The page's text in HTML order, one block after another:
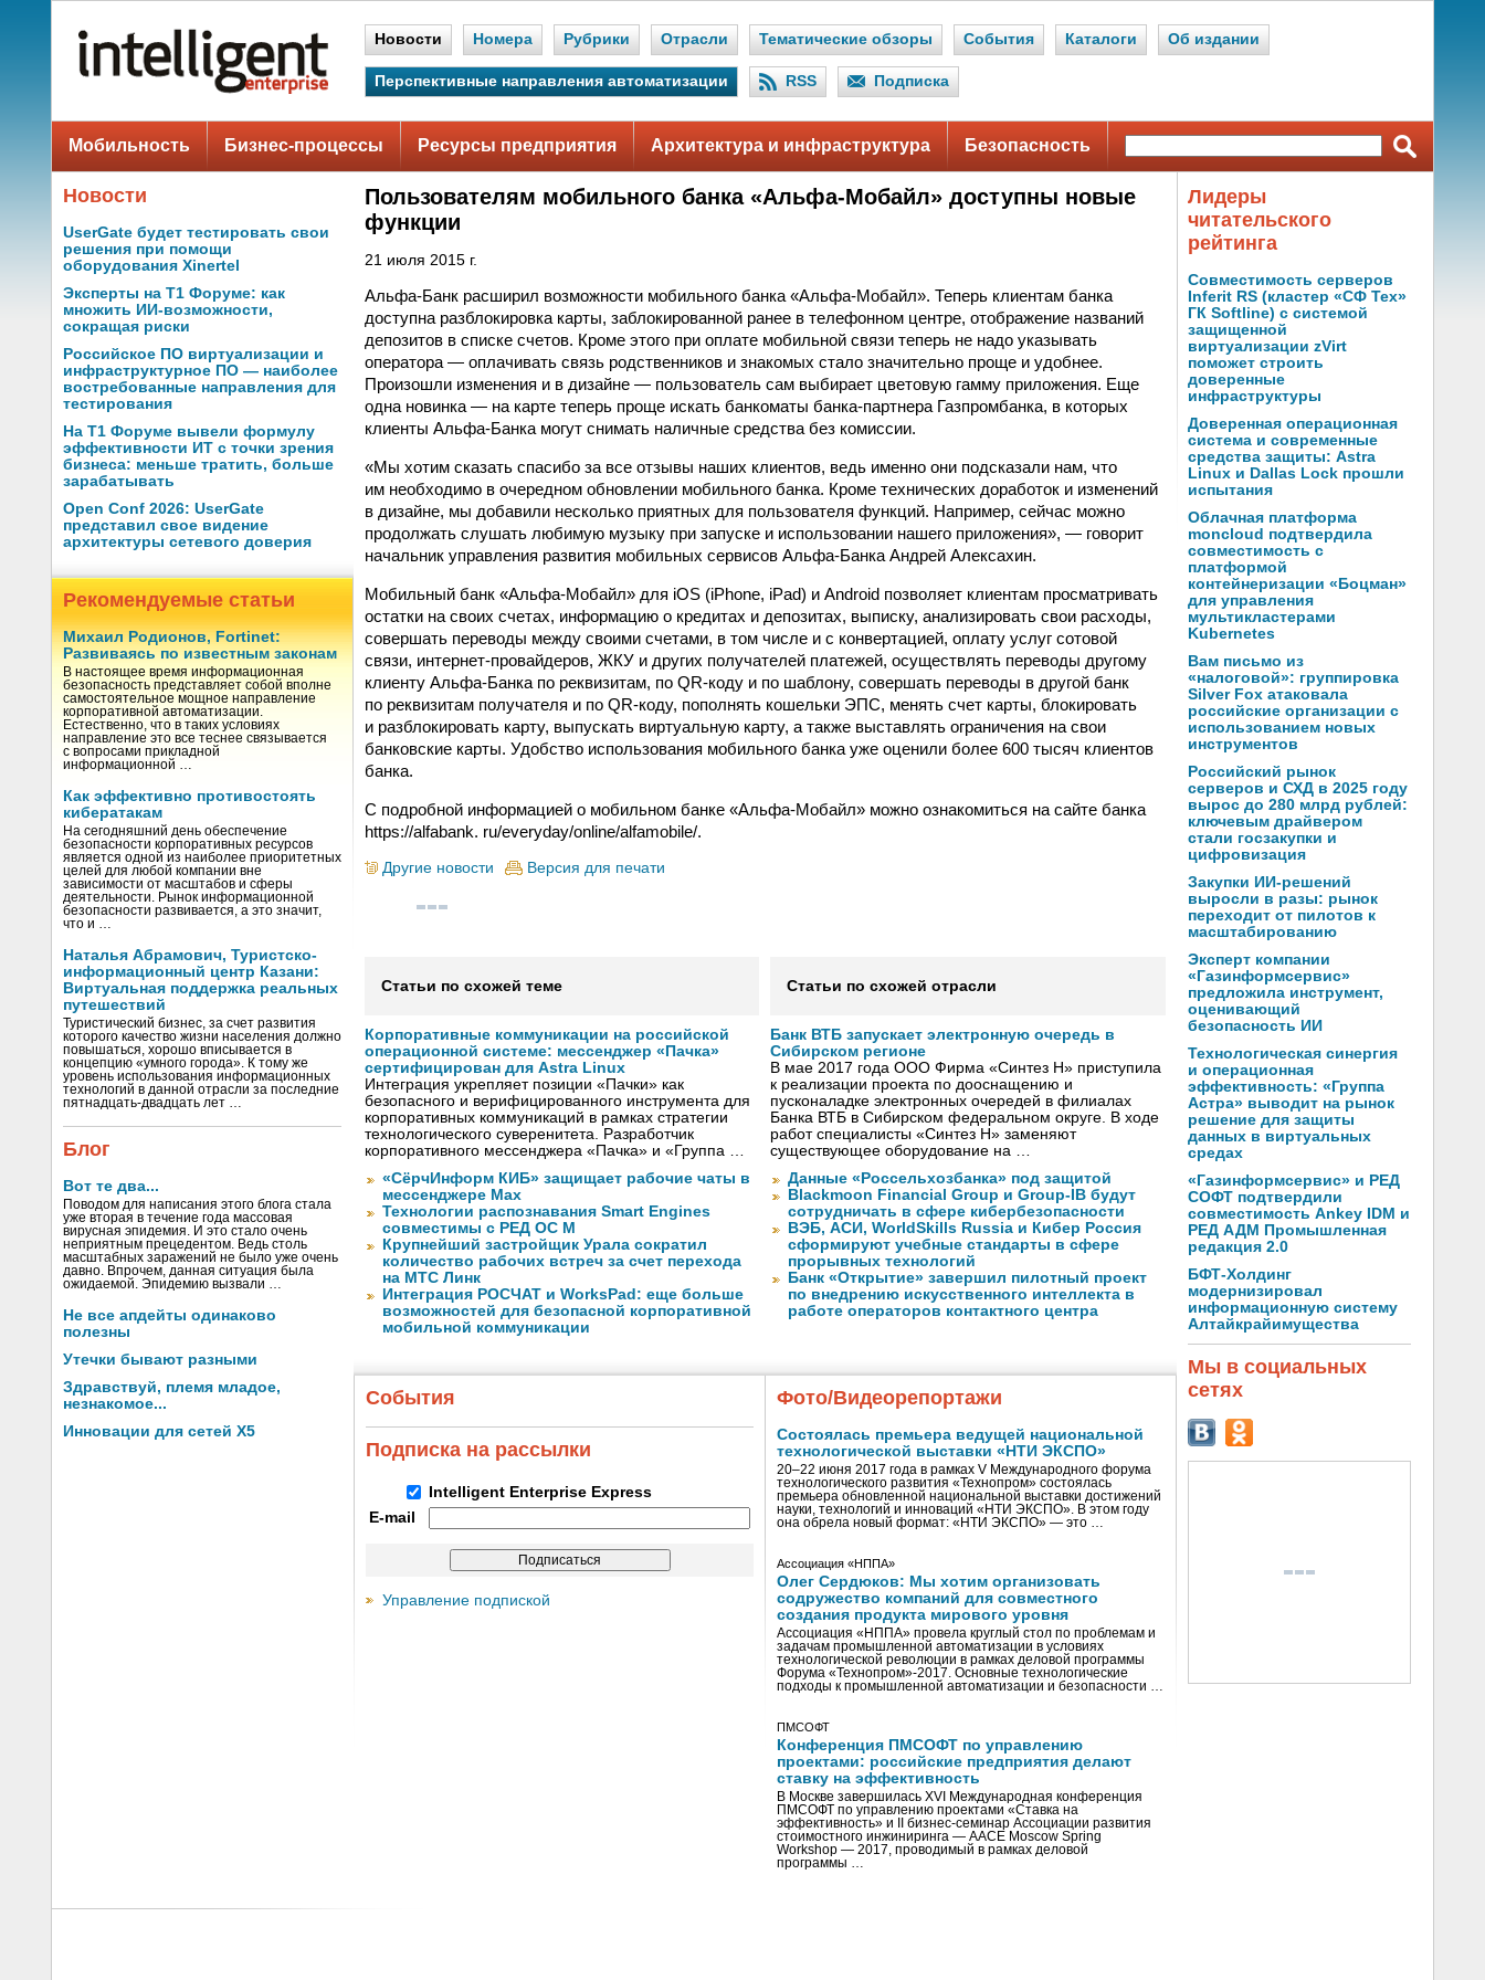
Новости Номера Рубрики Отрасли Тематические обзоры События Каталоги Об издании
Перспективные направления автоматизации RSS Подписка
Мобильность Бизнес-процессы Ресурсы предприятия Архитектура и инфраструктура Безопасность
Новости
UserGate будет тестировать свои
решения при помощи
оборудования Xinertel
Эксперты на Т1 Форуме: как
множить ИИ-возможности,
сокращая риски
Российское ПО виртуализации и
инфраструктурное ПО — наиболее
востребованные направления для
тестирования
На Т1 Форуме вывели формулу
эффективности ИТ с точки зрения
бизнеса: меньше тратить, больше
зарабатывать
Open Conf 2026: UserGate
представил свое видение
архитектуры сетевого доверия
Рекомендуемые статьи
Михаил Родионов, Fortinet:
Развиваясь по известным законам
В настоящее время информационная
безопасность представляет собой вполне
самостоятельное мощное направление
корпоративной автоматизации.
Естественно, что в таких условиях
направление это все теснее связывается
с вопросами прикладной
информационной …
Как эффективно противостоять
кибератакам
На сегодняшний день обеспечение
безопасности корпоративных ресурсов
является одной из наиболее приоритетных
целей для любой компании вне
зависимости от масштабов и сферы
деятельности. Рынок информационной
безопасности развивается, а это значит,
что и …
Наталья Абрамович, Туристско-
информационный центр Казани:
Виртуальная поддержка реальных
путешествий
Туристический бизнес, за счет развития
которого качество жизни населения должно
повышаться, хорошо вписывается в
концепцию «умного города». К тому же
уровень использования информационных
технологий в данной отрасли за последние
пятнадцать-двадцать лет …
Блог
Вот те два...
Поводом для написания этого блога стала
уже вторая в течение года массовая
вирусная эпидемия. И это стало очень
неприятным прецедентом. Ведь столь
масштабных заражений не было уже очень
давно. Впрочем, данная ситуация была
ожидаемой. Эпидемию вызвали …
Не все апдейты одинаково
полезны
Утечки бывают разными
Здравствуй, племя младое,
незнакомое...
Инновации для сетей X5
Пользователям мобильного банка «Альфа-Мобайл» доступны новые
функции
21 июля 2015 г.
Альфа-Банк расширил возможности мобильного банка «Альфа-Мобайл». Теперь клиентам банка
доступна разблокировка карты, заблокированной ранее в телефонном центре, отображение названий
депозитов в списке счетов. Кроме этого при оплате мобильной связи теперь не надо указывать
оператора — оплачивать связь родственников и знакомых стало значительно проще и удобнее.
Произошли изменения и в дизайне — пользователь сам выбирает цветовую гамму приложения. Еще
одна новинка — на карте теперь проще искать банкоматы банка-партнера Газпромбанка, в которых
клиенты Альфа-Банка могут снимать наличные средства без комиссии.
«Мы хотим сказать спасибо за все отзывы наших клиентов, ведь именно они подсказали нам, что
им необходимо в очередном обновлении мобильного банка. Кроме технических доработок и изменений
в дизайне, мы добавили несколько приятных для пользователя функций. Например, сейчас можно
продолжать слушать любимую музыку при запуске и использовании нашего приложения», — говорит
начальник управления развития мобильных сервисов Альфа-Банка Андрей Алексахин.
Мобильный банк «Альфа-Мобайл» для iOS (iPhone, iPad) и Android позволяет клиентам просматривать
остатки на своих счетах, информацию о кредитах и депозитах, выписку, анализировать свои расходы,
совершать переводы между своими счетами, в том числе и с конвертацией, оплату услуг сотовой
связи, интернет-провайдеров, ЖКУ и других получателей платежей, осуществлять переводы другому
клиенту Альфа-Банка по реквизитам, по QR-коду и по шаблону, совершать переводы в другой банк
по реквизитам получателя и по QR-коду, пополнять кошельки ЭПС, менять счет карты, блокировать
и разблокировать карту, выпускать виртуальную карту, а также выставлять ограничения на свои
банковские карты. Удобство использования мобильного банка уже оценили более 600 тысяч клиентов
банка.
С подробной информацией о мобильном банке «Альфа-Мобайл» можно ознакомиться на сайте банка
https://alfabank. ru/everyday/online/alfamobile/.
Другие новости Версия для печати
Статьи по схожей теме
Корпоративные коммуникации на российской
операционной системе: мессенджер «Пачка»
сертифицирован для Astra Linux
Интеграция укрепляет позиции «Пачки» как
безопасного и верифицированного инструмента для
корпоративных коммуникаций в рамках стратегии
технологического суверенитета. Разработчик
корпоративного мессенджера «Пачка» и «Группа …
«СёрчИнформ КИБ» защищает рабочие чаты в
мессенджере Max
Технологии распознавания Smart Engines
совместимы с РЕД ОС М
Крупнейший застройщик Урала сократил
количество рабочих встреч за счет перехода
на МТС Линк
Интеграция РОСЧАТ и WorksPad: еще больше
возможностей для безопасной корпоративной
мобильной коммуникации
Статьи по схожей отрасли
Банк ВТБ запускает электронную очередь в
Сибирском регионе
В мае 2017 года ООО Фирма «Синтез Н» приступила
к реализации проекта по дооснащению и
пусконаладке электронных очередей в филиалах
Банка ВТБ в Сибирском федеральном округе. В ходе
работ специалисты «Синтез Н» заменяют
существующее оборудование на …
Данные «Россельхозбанка» под защитой
Blackmoon Financial Group и Group-IB будут
сотрудничать в сфере кибербезопасности
ВЭБ, АСИ, WorldSkills Russia и Кибер Россия
сформируют учебные стандарты в сфере
прорывных технологий
Банк «Открытие» завершил пилотный проект
по внедрению искусственного интеллекта в
работе операторов контактного центра
События
Подписка на рассылки
Intelligent Enterprise Express
E-mail
Управление подпиской
Фото/Видеорепортажи
Состоялась премьера ведущей национальной
технологической выставки «НТИ ЭКСПО»
20–22 июня 2017 года в рамках V Международного форума
технологического развития «Технопром» состоялась
премьера обновленной национальной выставки достижений
науки, технологий и инноваций «НТИ ЭКСПО». В этом году
она обрела новый формат: «НТИ ЭКСПО» — это …
Ассоциация «НППА»
Олег Сердюков: Мы хотим организовать
содружество компаний для совместного
создания продукта мирового уровня
Ассоциация «НППА» провела круглый стол по проблемам и
задачам промышленной автоматизации в условиях
технологической революции в рамках деловой программы
Форума «Технопром»-2017. Основные технологические
подходы к промышленной автоматизации и безопасности …
ПМСОФТ
Конференция ПМСОФТ по управлению
проектами: российские предприятия делают
ставку на эффективность
В Москве завершилась XVI Международная конференция
ПМСОФТ по управлению проектами «Ставка на
эффективность» и II бизнес-семинар Ассоциации развития
стоимостного инжиниринга — AACE Moscow Spring
Workshop — 2017, проводимый в рамках деловой
программы …
Лидеры
читательского
рейтинга
Совместимость серверов
Inferit RS (кластер «СФ Тех»
ГК Softline) с системой
защищенной
виртуализации zVirt
поможет строить
доверенные
инфраструктуры
Доверенная операционная
система и современные
средства защиты: Astra
Linux и Dallas Lock прошли
испытания
Облачная платформа
moncloud подтвердила
совместимость с
платформой
контейнеризации «Боцман»
для управления
мультикластерами
Kubernetes
Вам письмо из
«налоговой»: группировка
Silver Fox атаковала
российские организации с
использованием новых
инструментов
Российский рынок
серверов и СХД в 2025 году
вырос до 280 млрд рублей:
ключевым драйвером
стали госзакупки и
цифровизация
Закупки ИИ-решений
выросли в разы: рынок
переходит от пилотов к
масштабированию
Эксперт компании
«Газинформсервис»
предложила инструмент,
оценивающий
безопасность ИИ
Технологическая синергия
и операционная
эффективность: «Группа
Астра» выводит на рынок
решение для защиты
данных в виртуальных
средах
«Газинформсервис» и РЕД
СОФТ подтвердили
совместимость Ankey IDM и
РЕД АДМ Промышленная
редакция 2.0
БФТ-Холдинг
модернизировал
информационную систему
Алтайкрайимущества
Мы в социальных
сетях